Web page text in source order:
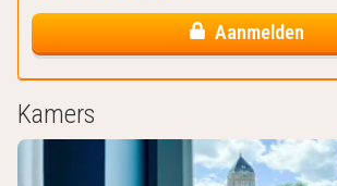
Aanmelden
Kamers